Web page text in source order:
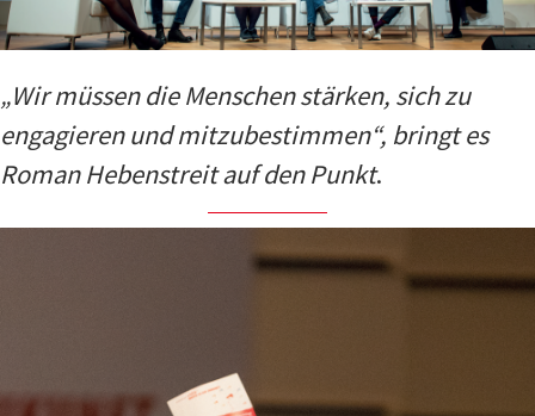
„Wir müssen die Menschen stärken, sich zu
engagieren und mitzubestimmen“, bringt es
Roman Hebenstreit auf den Punkt.